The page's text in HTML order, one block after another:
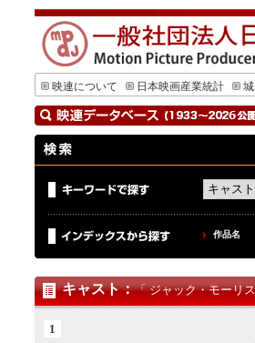
映連について
日本映画産業統計
作品名
キャスト：「 ジャック・モーリ
1